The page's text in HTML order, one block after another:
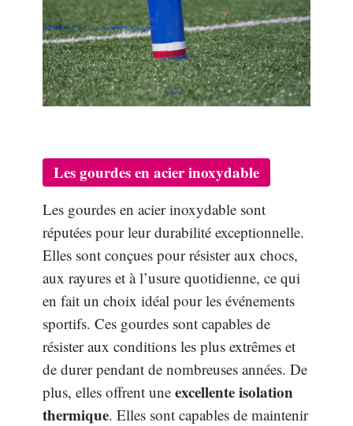
Les gourdes en acier inoxydable
Les gourdes en acier inoxydable sont
réputées pour leur durabilité exceptionnelle.
Elles sont conçues pour résister aux chocs,
aux rayures et à l’usure quotidienne, ce qui
en fait un choix idéal pour les événements
sportifs. Ces gourdes sont capables de
résister aux conditions les plus extrêmes et
de durer pendant de nombreuses années. De
plus, elles offrent une excellente isolation
thermique. Elles sont capables de maintenir